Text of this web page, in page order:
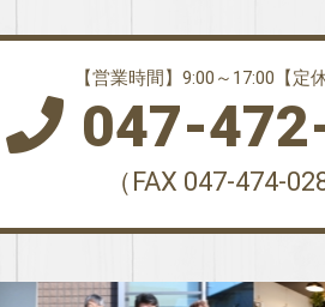
【営業時間】9:00～17:00【定
047-
（FAX 047-474-